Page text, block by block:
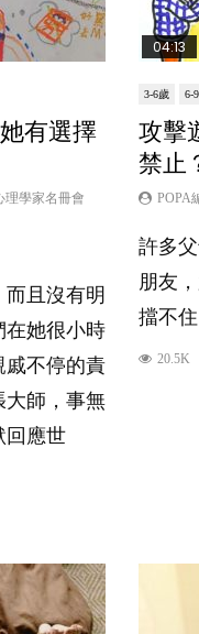
有選擇
理學家名冊會
且沒有明
在她很小時
戚不停的責
大師，事無
回應世
04:13
3-6歲 6-
攻擊
禁止
POPA
許多
朋友
擋不
20.5K